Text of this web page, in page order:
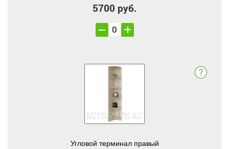
5700 руб.
Угловой терминал правый